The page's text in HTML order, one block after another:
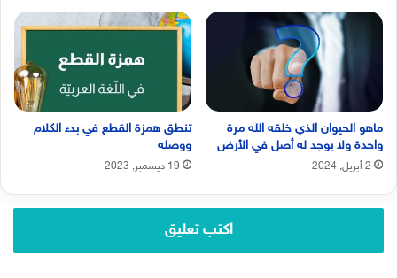
ماهو الحيوان الذي خلقه الله مرة
واحدة ولا يوجد له أصل في الأرض
2 أبريل, 2024
تنطق همزة القطع في بدء الكلام
ووصله
19 ديسمبر, 2023
اكتب تعليق